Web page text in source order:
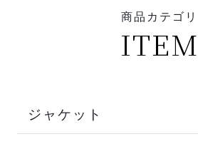
商品カテゴリ
ITEM
ジャケット